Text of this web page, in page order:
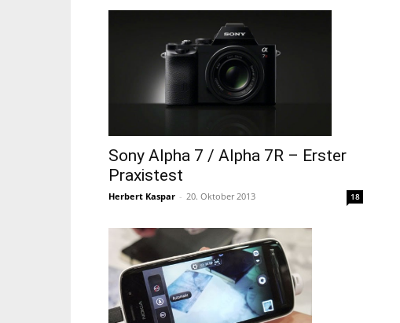
Sony Alpha 7 / Alpha 7R – Erster
Praxistest
Herbert Kaspar - 20. Oktober 2013 18